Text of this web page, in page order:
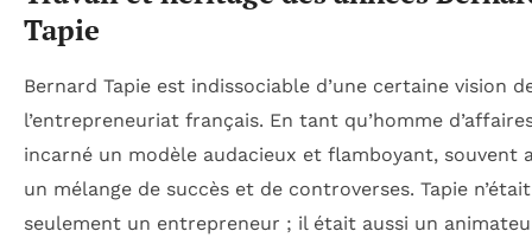
Tapie
Bernard Tapie est indissociable d’une certaine vision
l’entrepreneuriat français. En tant qu’homme
incarné un modèle audacieux et flamboyant, souvent
un mélange de succès et de controverses. Tapie
seulement un entrepreneur ; il était aussi un